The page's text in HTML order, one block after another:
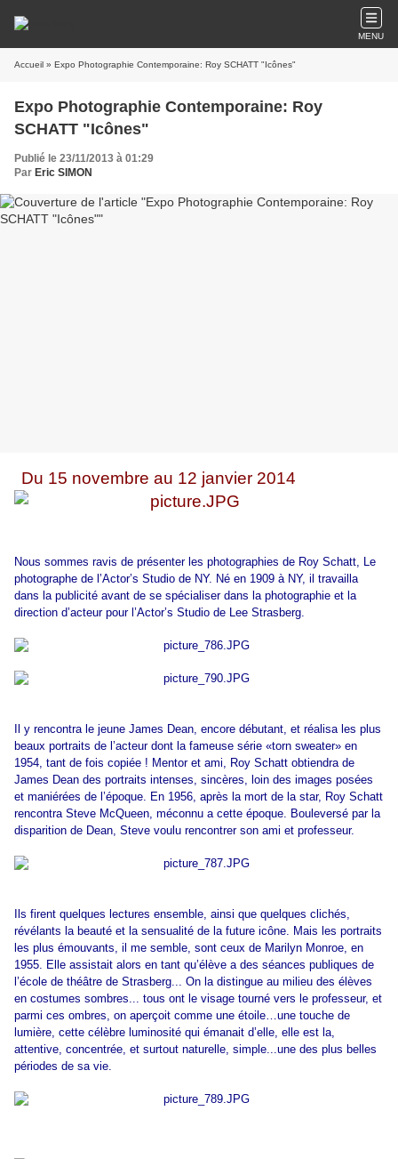
MENU
Accueil » Expo Photographie Contemporaine: Roy SCHATT "Icônes"
Expo Photographie Contemporaine: Roy
SCHATT "Icônes"
Publié le 23/11/2013 à 01:29
Par Eric SIMON
Du 15 novembre au 12 janvier 2014
Nous sommes ravis de présenter les photographies de Roy Schatt, Le
photographe de l’Actor’s Studio de NY. Né en 1909 à NY, il travailla
dans la publicité avant de se spécialiser dans la photographie et la
direction d’acteur pour l’Actor’s Studio de Lee Strasberg.
Il y rencontra le jeune James Dean, encore débutant, et réalisa les plus
beaux portraits de l’acteur dont la fameuse série «torn sweater» en
1954, tant de fois copiée ! Mentor et ami, Roy Schatt obtiendra de
James Dean des portraits intenses, sincères, loin des images posées
et maniérées de l’époque. En 1956, après la mort de la star, Roy Schatt
rencontra Steve McQueen, méconnu a cette époque. Bouleversé par la
disparition de Dean, Steve voulu rencontrer son ami et professeur.
Ils firent quelques lectures ensemble, ainsi que quelques clichés,
révélants la beauté et la sensualité de la future icône. Mais les portraits
les plus émouvants, il me semble, sont ceux de Marilyn Monroe, en
1955. Elle assistait alors en tant qu’élève a des séances publiques de
l’école de théâtre de Strasberg... On la distingue au milieu des élèves
en costumes sombres... tous ont le visage tourné vers le professeur, et
parmi ces ombres, on aperçoit comme une étoile…une touche de
lumière, cette célèbre luminosité qui émanait d’elle, elle est la,
attentive, concentrée, et surtout naturelle, simple...une des plus belles
périodes de sa vie.